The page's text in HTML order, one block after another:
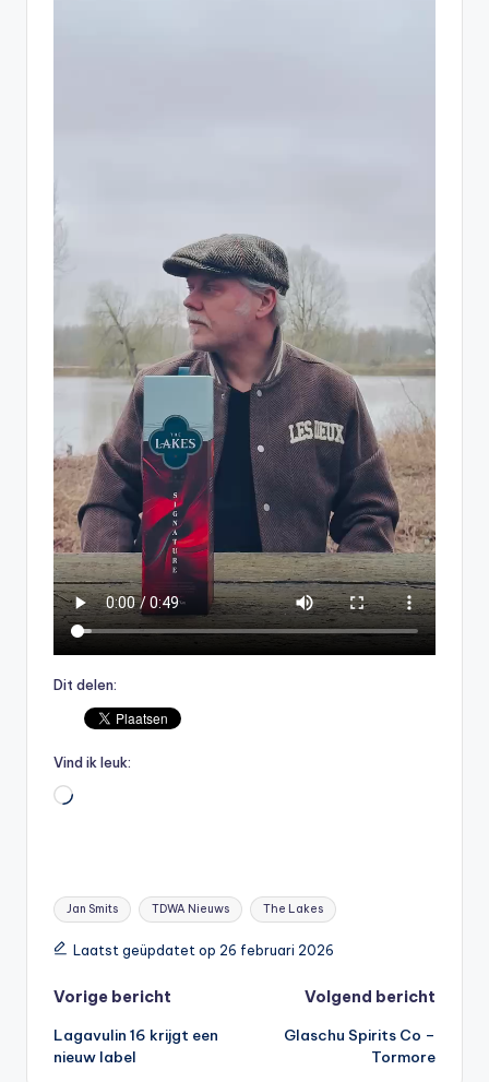
Dit delen:
Vind ik leuk:
Aan
Tags:
Jan Smits TDWA Nieuws The Lakes
Laatst geüpdatet op 26 februari 2026
Bericht
navigatie
Vorige bericht
Lagavulin 16 krijgt een
nieuw label
Volgend bericht
Glaschu Spirits Co –
Tormore